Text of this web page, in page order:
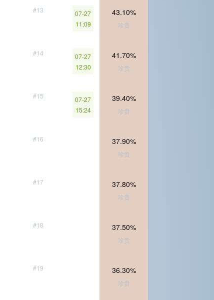
#13
07-27
11:09
43.10%
珍贵
#14
07-27
12:30
41.70%
珍贵
#15
07-27
15:24
39.40%
珍贵
#16 37.90%
珍贵
#17 37.80%
珍贵
#18 37.50%
珍贵
#19 36.30%
珍贵